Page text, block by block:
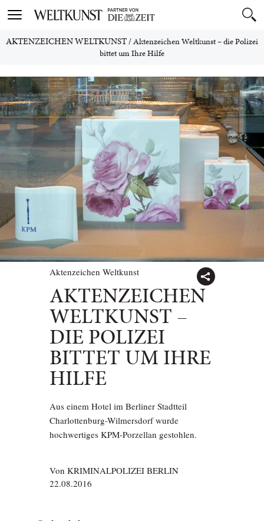
Toggle
AKTENZEICHEN WELTKUNST/Aktenzeichen Weltkunst – die Polizei
bittet um Ihre Hilfe
Aktenzeichen Weltkunst
AKTENZEICHEN
WELTKUNST –
DIE POLIZEI
BITTET UM IHRE
HILFE
Aus einem Hotel im Berliner Stadtteil
Charlottenburg-Wilmersdorf wurde
hochwertiges KPM-Porzellan gestohlen.
Von KRIMINALPOLIZEI BERLIN
22.08.2016